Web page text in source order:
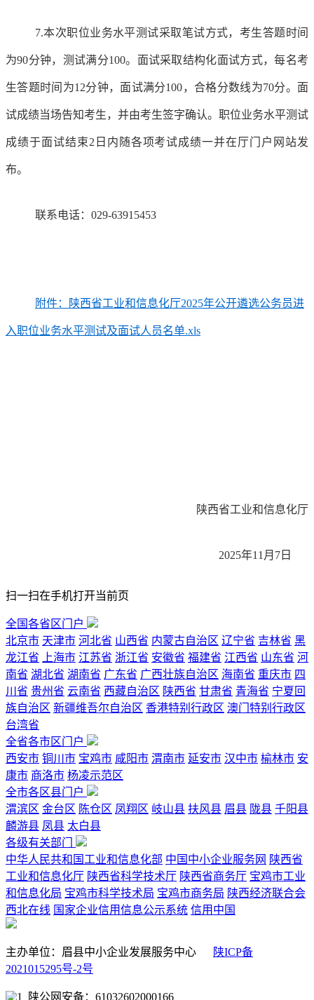
7.本次职位业务水平测试采取笔试方式，考生答题时间
为90分钟，测试满分100。面试采取结构化面试方式，每名考
生答题时间为12分钟，面试满分100，合格分数线为70分。面
试成绩当场告知考生，并由考生签字确认。职位业务水平测试
成绩于面试结束2日内随各项考试成绩一并在厅门户网站发
布。
联系电话：029-63915453
附件：陕西省工业和信息化厅2025年公开遴选公务员进
入职位业务水平测试及面试人员名单.xls
陕西省工业和信息化厅
2025年11月7日
扫一扫在手机打开当前页
全国各省区门户
北京市 天津市 河北省 山西省 内蒙古自治区 辽宁省 吉林省 黑
龙江省
上海市 江苏省 浙江省 安徽省 福建省 江西省 山东省 河
南省 湖北省 湖南省 广东省 广西壮族自治区 海南省 重庆市 四
川省 贵州省 云南省 西藏自治区 陕西省 甘肃省 青海省 宁夏回
族自治区 新疆维吾尔自治区 香港特别行政区 澳门特别行政区
台湾省
全省各市区门户
西安市 铜川市 宝鸡市 咸阳市 渭南市 延安市 汉中市 榆林市 安
康市 商洛市 杨凌示范区
全市各区县门户
渭滨区 金台区 陈仓区 凤翔区 岐山县 扶风县 眉县 陇县 千阳县
麟游县 凤县 太白县
各级有关部门
中华人民共和国工业和信息化部 中国中小企业服务网 陕西省
工业和信息化厅 陕西省科学技术厅 陕西省商务厅 宝鸡市工业
和信息化局 宝鸡市科学技术局 宝鸡市商务局 陕西经济联合会
西北在线 国家企业信用信息公示系统 信用中国
主办单位：眉县中小企业发展服务中心
陕ICP备
2021015295号-2号
陕公网安备：61032602000166